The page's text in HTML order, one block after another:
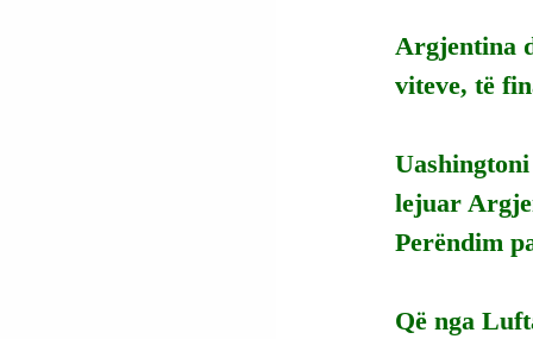
Argjentina
viteve, të
lejuar
Perëndim
Që nga